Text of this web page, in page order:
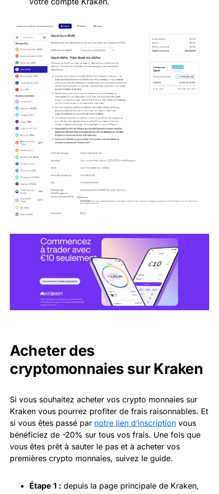
Acheter des
cryptomonnaies sur Kraken
Si vous souhaitez acheter vos crypto monnaies sur
Kraken vous pourrez profiter de frais raisonnables. Et
si vous êtes passé par notre lien d’inscription vous
bénéficiez de -20% sur tous vos frais. Une fois que
vous êtes prêt à sauter le pas et à acheter vos
premières crypto monnaies, suivez le guide.
Étape 1 : depuis la page principale de Kraken,